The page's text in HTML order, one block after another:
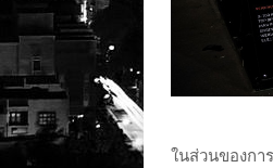
ในส่วนของกา